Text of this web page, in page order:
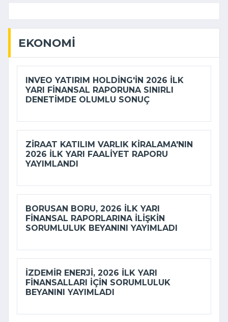
EKONOMI
INVEO YATIRIM HOLDING'IN 2026 ILK
YARI FINANSAL RAPORUNA SINIRLI
DENETIMDE OLUMLU SONUÇ
ZIRAAT KATILIM VARLIK KIRALAMA'NIN
2026 ILK YARI FAALIYET RAPORU
YAYIMLANDI
BORUSAN BORU, 2026 ILK YARI
FINANSAL RAPORLARINA ILIŞKIN
SORUMLULUK BEYANINI YAYIMLADI
İZDEMİR ENERJI, 2026 ILK YARI
FINANSALLARI IÇIN SORUMLULUK
BEYANINI YAYIMLADI